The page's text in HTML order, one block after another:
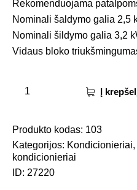
Rekomenduojama
Nominali šaldymo galia 2,5
Nominali šildymo galia 3,2
Vidaus bloko
Į
Produkto kodas: 103
Kategorijos: Kondicionieriai,
kondicionieriai
ID: 27220